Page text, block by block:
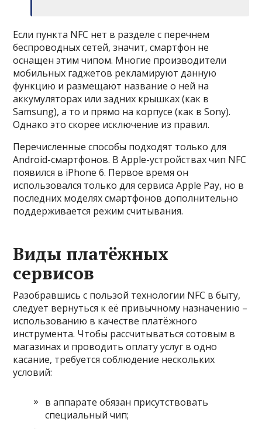
Если пункта NFC нет в разделе с перечнем
беспроводных сетей, значит, смартфон не
оснащен этим чипом. Многие производители
мобильных гаджетов рекламируют данную
функцию и размещают название о ней на
аккумуляторах или задних крышках (как в
Samsung), а то и прямо на корпусе (как в Sony).
Однако это скорее исключение из правил.
Перечисленные способы подходят только для
Android-смартфонов. В Apple-устройствах чип NFC
появился в iPhone 6. Первое время он
использовался только для сервиса Apple Pay, но в
последних моделях смартфонов дополнительно
поддерживается режим считывания.
Виды платёжных
сервисов
Разобравшись с пользой технологии NFC в быту,
следует вернуться к её привычному назначению –
использованию в качестве платёжного
инструмента. Чтобы рассчитываться сотовым в
магазинах и проводить оплату услуг в одно
касание, требуется соблюдение нескольких
условий:
в аппарате обязан присутствовать
специальный чип;